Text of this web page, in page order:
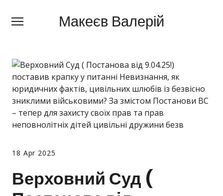
Макеєв Валерій
Макеєв Валерій
Про мене
Сфери діяльності
Правила
Ціни
18 Apr 2025
Верховний Суд (